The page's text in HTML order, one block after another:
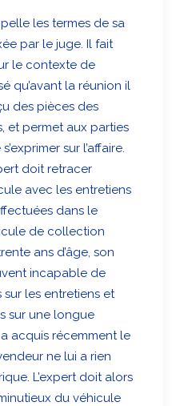
les termes de sa
par le juge. Il fait
le contexte de
qu’avant la réunion il
des pièces des
et permet aux parties
sur l’affaire.
doit retracer
avec les entretiens
dans le
de collection
ans d’âge, son
incapable de
les entretiens et
sur une longue
acquis récemment le
ne lui a rien
L’expert doit alors
du véhicule